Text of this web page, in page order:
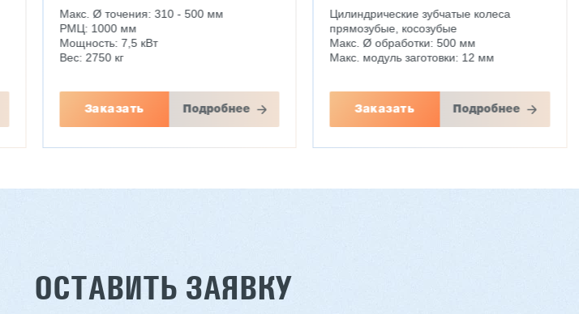
Макс. Ø точения: 310 - 500 мм
РМЦ: 1000 мм
Мощность: 7,5 кВт
Вес: 2750 кг
Заказать Подробнее
Цилиндрические зубчатые колеса
прямозубые, косозубые
Макс. Ø обработки: 500 мм
Макс. модуль заготовки: 12 мм
Заказать Подробнее
ОСТАВИТЬ ЗАЯВКУ